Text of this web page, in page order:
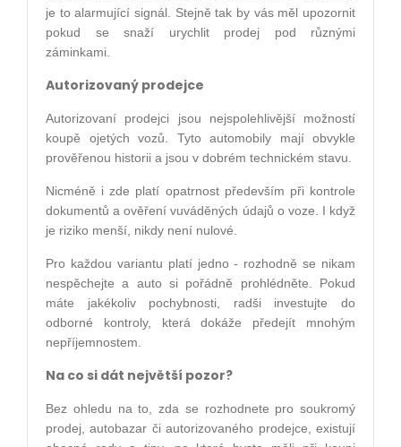
je to alarmující signál. Stejně tak by vás měl upozornit
pokud se snaží urychlit prodej pod různými
záminkami.
Autorizovaný prodejce
Autorizovaní prodejci jsou nejspolehlivější možností
koupě ojetých vozů. Tyto automobily mají obvykle
prověřenou historii a jsou v dobrém technickém stavu.
Nicméně i zde platí opatrnost především při kontrole
dokumentů a ověření vuváděných údajů o voze. I když
je riziko menší, nikdy není nulové.
Pro každou variantu platí jedno - rozhodně se nikam
nespěchejte a auto si pořádně prohlédněte. Pokud
máte jakékoliv pochybnosti, radši investujte do
odborné kontroly, která dokáže předejít mnohým
nepříjemnostem.
Na co si dát největší pozor?
Bez ohledu na to, zda se rozhodnete pro soukromý
prodej, autobazar či autorizovaného prodejce, existují